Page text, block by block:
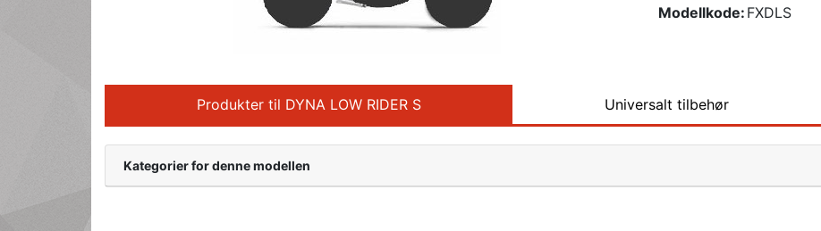
Modellkode: FXDLS
Produkter til DYNA LOW RIDER S Universalt tilbehør
Kategorier for denne modellen